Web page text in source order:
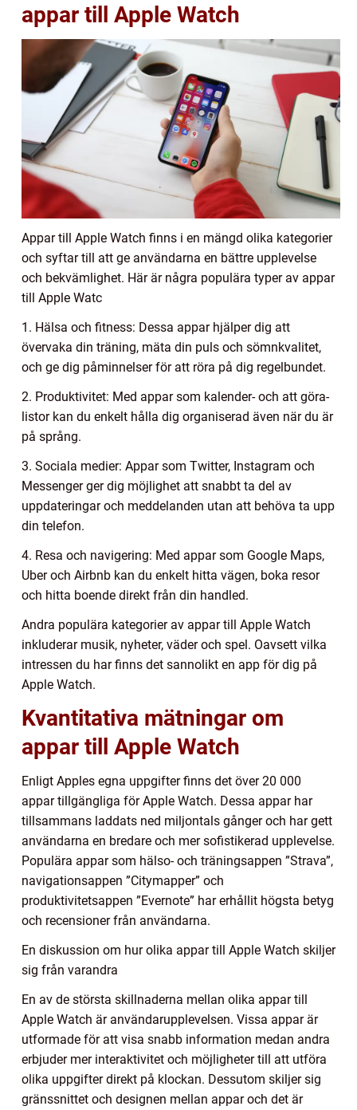
appar till Apple Watch
Appar till Apple Watch finns i en mängd olika kategorier
och syftar till att ge användarna en bättre upplevelse
och bekvämlighet. Här är några populära typer av appar
till Apple Watc
1. Hälsa och fitness: Dessa appar hjälper dig att
övervaka din träning, mäta din puls och sömnkvalitet,
och ge dig påminnelser för att röra på dig regelbundet.
2. Produktivitet: Med appar som kalender- och att göra-
listor kan du enkelt hålla dig organiserad även när du är
på språng.
3. Sociala medier: Appar som Twitter, Instagram och
Messenger ger dig möjlighet att snabbt ta del av
uppdateringar och meddelanden utan att behöva ta upp
din telefon.
4. Resa och navigering: Med appar som Google Maps,
Uber och Airbnb kan du enkelt hitta vägen, boka resor
och hitta boende direkt från din handled.
Andra populära kategorier av appar till Apple Watch
inkluderar musik, nyheter, väder och spel. Oavsett vilka
intressen du har finns det sannolikt en app för dig på
Apple Watch.
Kvantitativa mätningar om
appar till Apple Watch
Enligt Apples egna uppgifter finns det över 20 000
appar tillgängliga för Apple Watch. Dessa appar har
tillsammans laddats ned miljontals gånger och har gett
användarna en bredare och mer sofistikerad upplevelse.
Populära appar som hälso- och träningsappen ”Strava”,
navigationsappen ”Citymapper” och
produktivitetsappen ”Evernote” har erhållit högsta betyg
och recensioner från användarna.
En diskussion om hur olika appar till Apple Watch skiljer
sig från varandra
En av de största skillnaderna mellan olika appar till
Apple Watch är användarupplevelsen. Vissa appar är
utformade för att visa snabb information medan andra
erbjuder mer interaktivitet och möjligheter till att utföra
olika uppgifter direkt på klockan. Dessutom skiljer sig
gränssnittet och designen mellan appar och det är